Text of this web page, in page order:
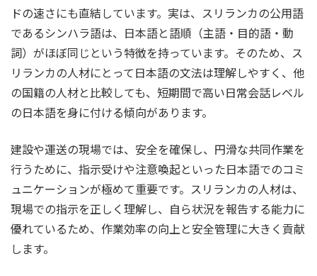
ドの速さにも直結しています。実は、スリランカの公用語
であるシンハラ語は、日本語と語順（主語・目的語・動
詞）がほぼ同じという特徴を持っています。そのため、ス
リランカの人材にとって日本語の文法は理解しやすく、他
の国籍の人材と比較しても、短期間で高い日常会話レベル
の日本語を身に付ける傾向があります。
建設や運送の現場では、安全を確保し、円滑な共同作業を
行うために、指示受けや注意喚起といった日本語でのコミ
ュニケーションが極めて重要です。スリランカの人材は、
現場での指示を正しく理解し、自ら状況を報告する能力に
優れているため、作業効率の向上と安全管理に大きく貢献
します。